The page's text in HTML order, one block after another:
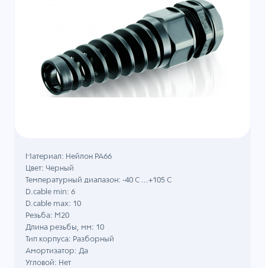
Материал: Нейлон PA66
Цвет: Черный
Температурный диапазон: -40 C ...+105 C
D.cable min: 6
D.cable max: 10
Резьба: M20
Длина резьбы, мм: 10
Тип корпуса: Разборный
Амортизатор: Да
Угловой: Нет